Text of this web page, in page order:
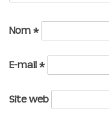
Nom *
E-mail *
Site web